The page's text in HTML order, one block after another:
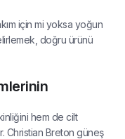
için mi yoksa yoğun
doğru ürünü
hem de cilt
Christian Breton güneş